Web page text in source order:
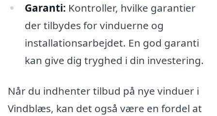
Garanti: Kontroller, hvilke garantier
der tilbydes for vinduerne og
installationsarbejdet. En god garanti
kan give dig tryghed i din investering.
Når du indhenter tilbud på nye vinduer i
Vindblæs, kan det også være en fordel at